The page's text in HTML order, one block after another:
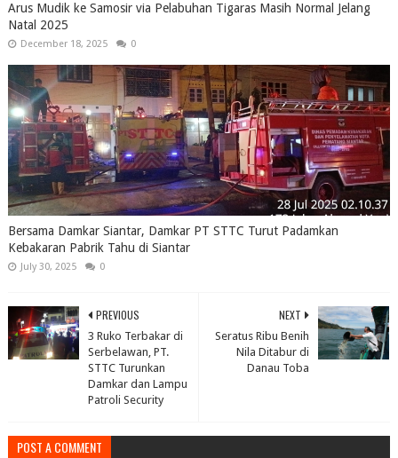
Arus Mudik ke Samosir via Pelabuhan Tigaras Masih Normal Jelang
Natal 2025
December 18, 2025 0
Bersama Damkar Siantar, Damkar PT STTC Turut Padamkan
Kebakaran Pabrik Tahu di Siantar
July 30, 2025 0
NEXT
Seratus Ribu Benih
Nila Ditabur di
Danau Toba
PREVIOUS
3 Ruko Terbakar di
Serbelawan, PT.
STTC Turunkan
Damkar dan Lampu
Patroli Security
POST A COMMENT